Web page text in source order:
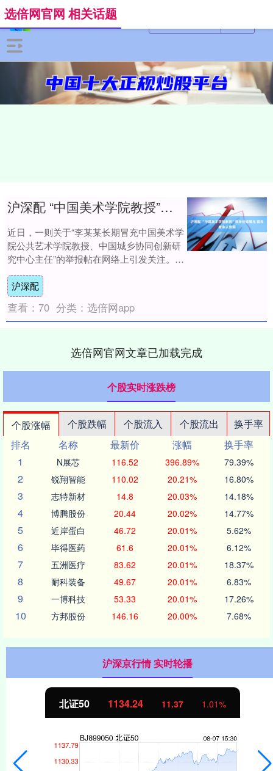
选倍网官网 相关话题
沪深配 “中国美术学院教授”假身份被曝光 冒充者承认造假
近日，一则关于“李某某长期冒充中国美术学
院公共艺术学院教授、中国城乡协同创新研
究中心主任”的举报帖在网络上引发关注。中
国美术学院方面明确表示，此人并非该校教
师。....
沪深配
查看： 70 分类： 选倍网app
选倍网官网文章已加载完成
个股实时涨跌榜
个股涨幅 个股跌幅 个股流入 个股流出
换手率
排名
名称 最新价 涨幅
换手率
1
N展芯 116.52 396.89% 79.39%
2 锐翔智能 110.02 20.21% 16.80%
3 志特新材 14.8 20.03% 14.18%
4 博腾股份 20.44 20.02% 14.77%
5 近岸蛋白 46.72 20.01% 5.62%
6 毕得医药 61.6 20.01% 6.12%
7 五洲医疗 83.62 20.01% 18.37%
8 耐科装备 49.67 20.01% 6.83%
9 一博科技 53.33 20.01% 17.26%
10 方邦股份 146.16 20.00% 7.68%
沪深京行情 实时轮播
北证50 1134.24 11.37 1.01%